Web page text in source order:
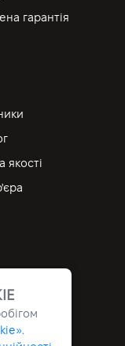
гарантія
якості